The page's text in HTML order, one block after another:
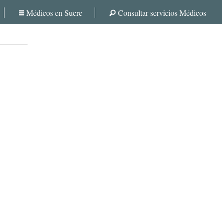
Médicos en Sucre Consultar servicios Médicos